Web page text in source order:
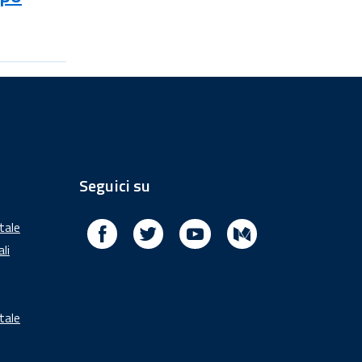
Seguici su
Facebook Twitter Youtube